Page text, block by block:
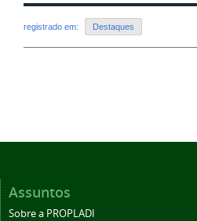
registrado em: Destaques
Assuntos
Sobre a PROPLADI